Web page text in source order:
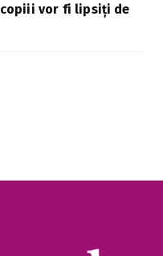
vor fi lipsiți de